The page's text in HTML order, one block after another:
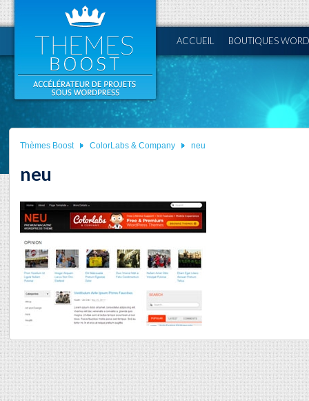
ACCUEIL BOUTIQUES
Thèmes Boost ColorLabs & Company neu
neu